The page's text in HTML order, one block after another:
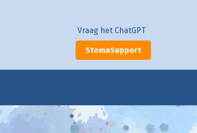
Vraag het ChatGPT
StomaSupport